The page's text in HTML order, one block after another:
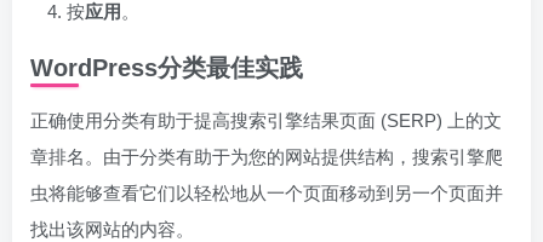
按应用 。
WordPress分类最佳实践
正确使用分类有助于提高搜索引擎结果页面 (SERP) 上的文
章排名。由于分类有助于为您的网站提供结构，搜索引擎爬
虫将能够查看它们以轻松地从一个页面移动到另一个页面并
找出该网站的内容。